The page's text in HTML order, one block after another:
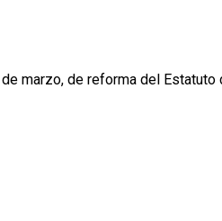
marzo, de reforma del